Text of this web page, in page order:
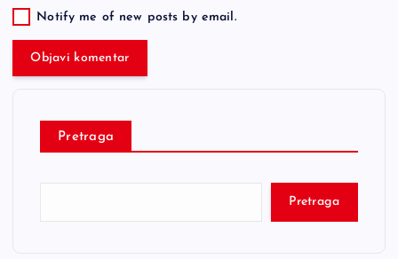
Notify me of new posts by email.
Pretraga
Pretraga